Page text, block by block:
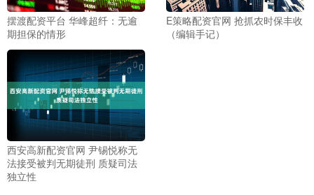
摆渡配资平台 华峰超纤：无逾
期担保的情形
E策略配资官网 抢抓农时保丰收
（编辑手记）
西安高新配资官网 尹锡悦称无
法接受被判无期徒刑 质疑司法
独立性